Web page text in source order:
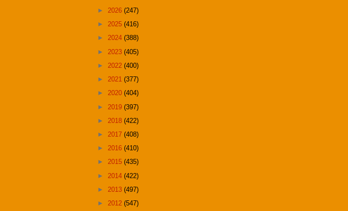
► 2026 (247)
► 2025 (416)
► 2024 (388)
► 2023 (405)
► 2022 (400)
► 2021 (377)
► 2020 (404)
► 2019 (397)
► 2018 (422)
► 2017 (408)
► 2016 (410)
► 2015 (435)
► 2014 (422)
► 2013 (497)
► 2012 (547)